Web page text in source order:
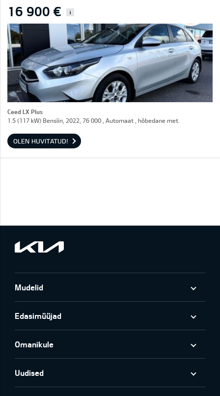
16 900 € i
Ceed LX Plus
1.5 (117 kW) Bensiin, 2022, 76 000 , Automaat , hõbedane met.
OLEN HUVITATUD!
Mudelid
Edasimüüjad
Omanikule
Uudised